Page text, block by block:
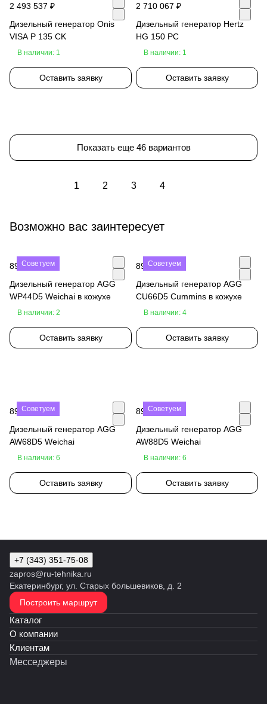
2 493 537 ₽
Дизельный генератор Onis
VISA P 135 CK
В наличии: 1
Оставить заявку
2 710 067 ₽
Дизельный генератор Hertz
HG 150 PC
В наличии: 1
Оставить заявку
Показать еще 46 вариантов
1 2 3 4
Возможно вас заинтересует
Советуем
890 000 ₽
Дизельный генератор AGG
WP44D5 Weichai в кожухе
В наличии: 2
Оставить заявку
Советуем
890 000 ₽
Дизельный генератор AGG
CU66D5 Cummins в кожухе
В наличии: 4
Оставить заявку
Советуем
890 000 ₽
Дизельный генератор AGG
AW68D5 Weichai
В наличии: 6
Оставить заявку
Советуем
890 000 ₽
Дизельный генератор AGG
AW88D5 Weichai
В наличии: 6
Оставить заявку
+7 (343) 351-75-08
zapros@ru-tehnika.ru
Екатеринбург, ул. Старых большевиков, д. 2
Построить маршрут
Каталог
О компании
Клиентам
Месседжеры